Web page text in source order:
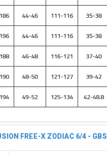
FREE-X ZODIAC 6/4 - GBS